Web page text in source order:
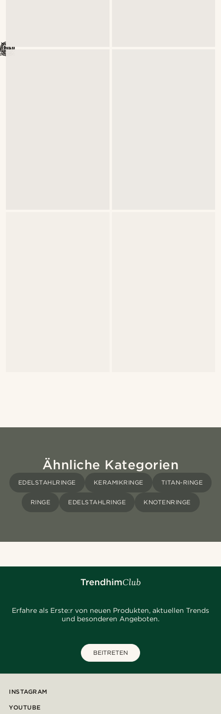
Ähnliche Kategorien
EDELSTAHLRINGE KERAMIKRINGE TITAN-RINGE
RINGE EDELSTAHLRINGE KNOTENRINGE
Erfahre als Erste:r von neuen Produkten, aktuellen Trends
und besonderen Angeboten.
BEITRETEN
INSTAGRAM
YOUTUBE